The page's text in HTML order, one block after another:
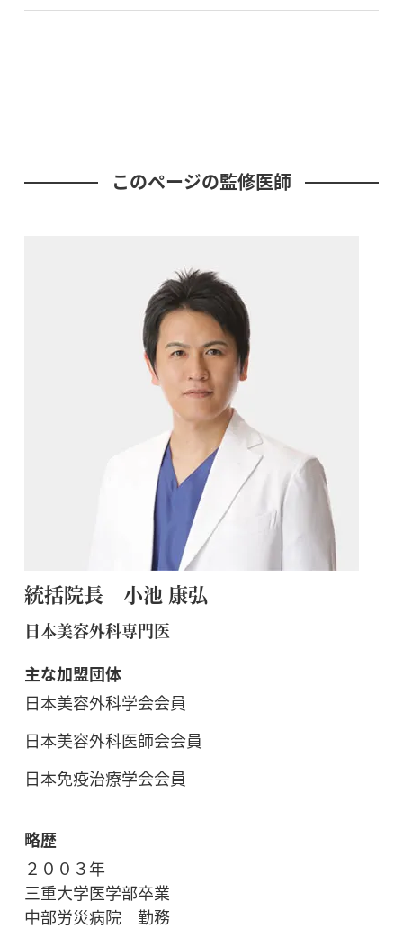
このページの監修医師
統括院長 小池 康弘
日本美容外科専門医
主な加盟団体
日本美容外科学会会員
日本美容外科医師会会員
日本免疫治療学会会員
略歴
２００３年
三重大学医学部卒業
中部労災病院 勤務